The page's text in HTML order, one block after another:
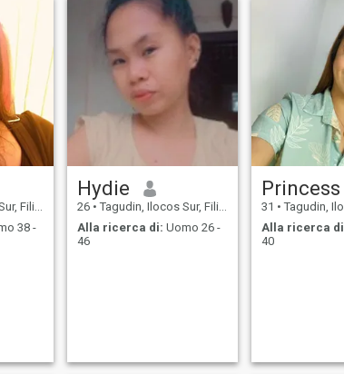
38 -
Hydie
26 • Tagudin, Ilocos Sur, Filippine
Alla ricerca di: Uomo 26 -
46
Princess
31 • Tagudin,
Alla ricerca
40